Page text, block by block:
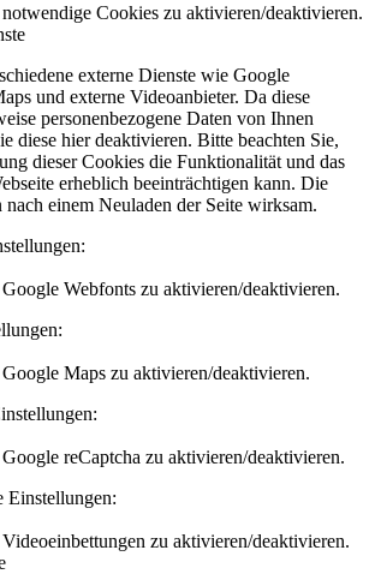
Cookies zu aktivieren/deaktivieren.
externe Dienste wie Google
und externe Videoanbieter. Da diese
personenbezogene Daten von Ihnen
diese hier deaktivieren. Bitte beachten Sie,
dieser Cookies die Funktionalität und das
erheblich beeinträchtigen kann. Die
einem Neuladen der Seite wirksam.
Webfonts zu aktivieren/deaktivieren.
Maps zu aktivieren/deaktivieren.
reCaptcha zu aktivieren/deaktivieren.
Einstellungen:
zu aktivieren/deaktivieren.